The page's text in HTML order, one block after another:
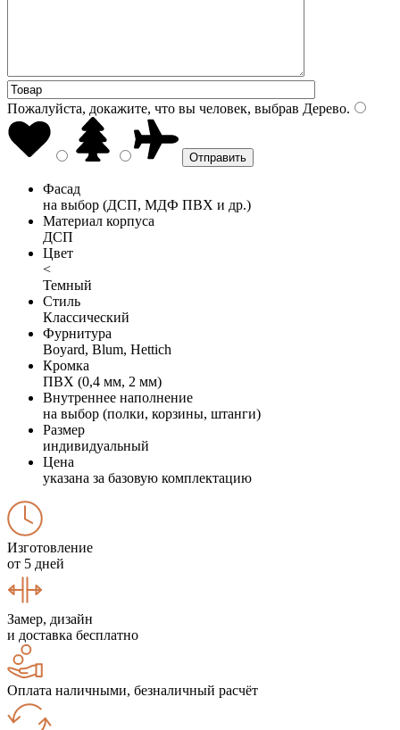
Пожалуйста, докажите, что вы человек, выбрав Дерево.
Фасад
на выбор (ДСП, МДФ ПВХ и др.)
Материал корпуса
ДСП
Цвет
<
Темный
Стиль
Классический
Фурнитура
Boyard, Blum, Hettich
Кромка
ПВХ (0,4 мм, 2 мм)
Внутреннее наполнение
на выбор (полки, корзины, штанги)
Размер
индивидуальный
Цена
указана за базовую комплектацию
Изготовление
от 5 дней
Замер, дизайн
и доставка бесплатно
Оплата наличными, безналичный расчёт